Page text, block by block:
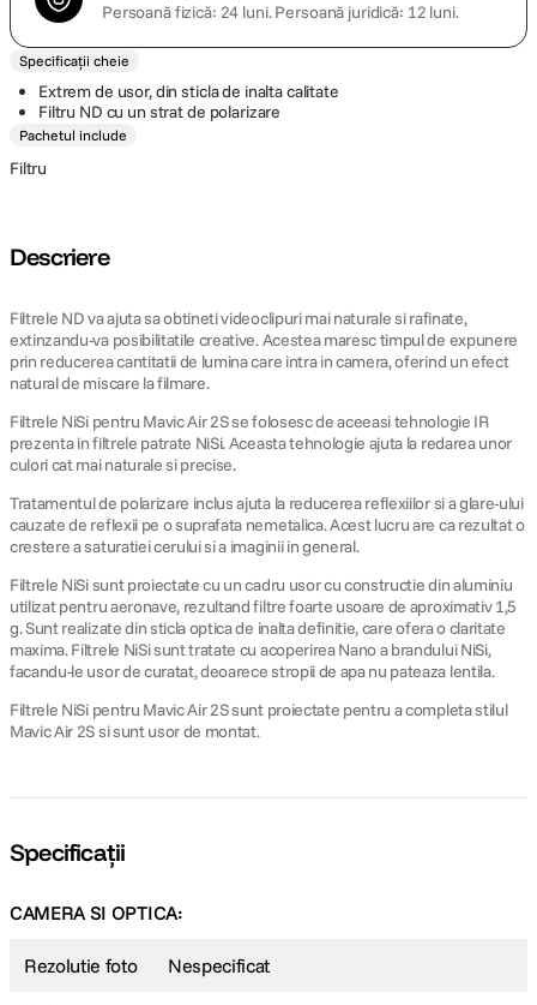
Persoană fizică: 24 luni.Persoană juridică: 12 luni.
Specificații cheie
Extrem de usor, din sticla de inalta calitate
Filtru ND cu un strat de polarizare
Pachetul include
Filtru
Descriere
Filtrele ND va ajuta sa obtineti videoclipuri mai naturale si rafinate,
extinzandu-va posibilitatile creative. Acestea maresc timpul de expunere
prin reducerea cantitatii de lumina care intra in camera, oferind un efect
natural de miscare la filmare.
Filtrele NiSi pentru Mavic Air 2S se folosesc de aceeasi tehnologie IR
prezenta in filtrele patrate NiSi. Aceasta tehnologie ajuta la redarea unor
culori cat mai naturale si precise.
Tratamentul de polarizare inclus ajuta la reducerea reflexiilor si a glare-ului
cauzate de reflexii pe o suprafata nemetalica. Acest lucru are ca rezultat o
crestere a saturatiei cerului si a imaginii in general.
Filtrele NiSi sunt proiectate cu un cadru usor cu constructie din aluminiu
utilizat pentru aeronave, rezultand filtre foarte usoare de aproximativ 1,5
g. Sunt realizate din sticla optica de inalta definitie, care ofera o claritate
maxima. Filtrele NiSi sunt tratate cu acoperirea Nano a brandului NiSi,
facandu-le usor de curatat, deoarece stropii de apa nu pateaza lentila.
Filtrele NiSi pentru Mavic Air 2S sunt proiectate pentru a completa stilul
Mavic Air 2S si sunt usor de montat.
Specificații
CAMERA SI OPTICA:
Rezolutie foto Nespecificat